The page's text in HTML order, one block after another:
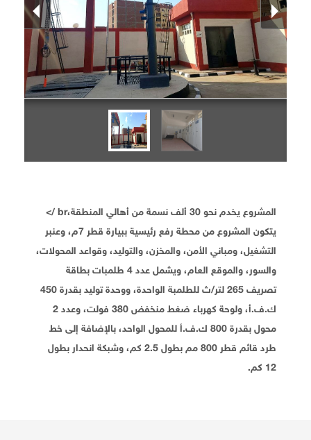
المشروع يخدم نحو 30 ألف نسمة من أهالي المنطقة،br />
يتكون المشروع من محطة رفع رئيسية ببيارة قطر 7م، وعنبر
التشغيل، ومباني الأمن، والمخزن، والتوليد، وقواعد المحولات،
والسور، والموقع العام، ويشمل عدد 4 طلمبات بطاقة
تصريف 265 لتر/ث للطلمبة الواحدة، ووحدة توليد بقدرة 450
ك.ف.أ، ولوحة كهرباء ضغط منخفض 380 فولت، وعدد 2
محول بقدرة 800 ك.ف.أ للمحول الواحد، بالإضافة إلى خط
طرد قائم قطر 800 مم بطول 2.5 كم، وشبكة انحدار بطول
12 كم.